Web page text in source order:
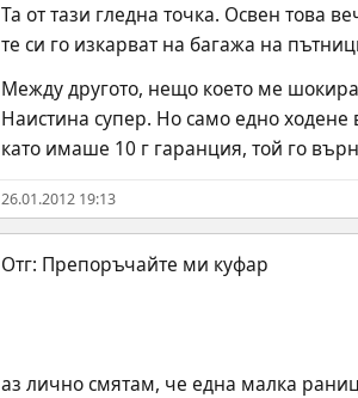
Та от тази гледна точка. Освен това
те си го изкарват на багажа на
Между другото, нещо което ме
Наистина супер. Но само едно
като имаше 10 г гаранция, той го
26.01.2012 19:13
аз лично смятам, че една малка